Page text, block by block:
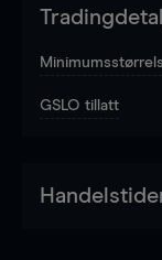
GSLO tillatt